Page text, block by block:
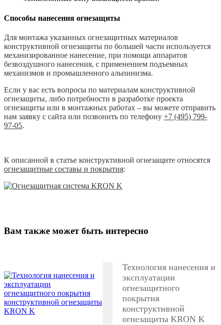
Способы нанесения огнезащиты
Для монтажа указанных огнезащитных материалов
конструктивной огнезащиты по большей части используется
механизированное нанесение, при помощи аппаратов
безвоздушного нанесения, с применением подъемных
механизмов и промышленного альпинизма.
Если у вас есть вопросы по материалам конструктивной
огнезащиты, либо потребности в разработке проекта
огнезащиты или в монтажных работах – вы можете отправить
нам заявку с сайта или позвонить по телефону +7 (495) 799-
97-05.
К описанной в статье конструктивной огнезащите относятся
огнезащитные составы и покрытия:
Вам также может быть интересно
Технология нанесения и
эксплуатации
огнезащитного
покрытия
конструктивной
огнезащиты KRON K